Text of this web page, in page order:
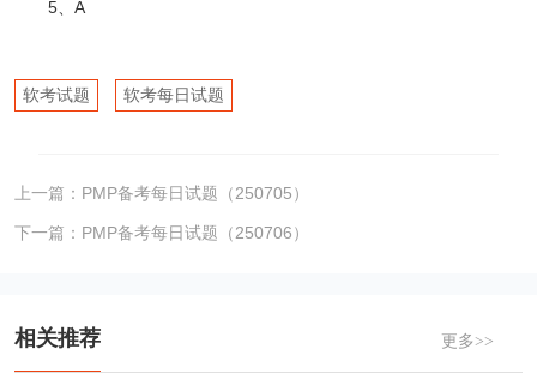
5、A
软考试题 软考每日试题
上一篇： PMP备考每日试题（250705）
下一篇： PMP备考每日试题（250706）
相关推荐 更多>>